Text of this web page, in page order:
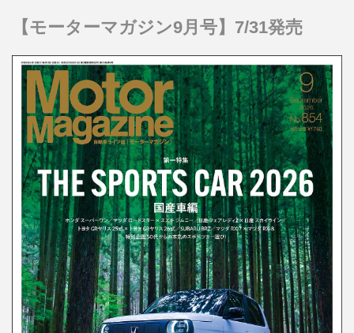
【モーターマガジン9月号】7/31発売